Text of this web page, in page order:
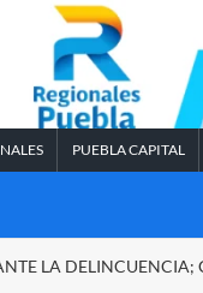
PUEBLA CAPITAL
LA